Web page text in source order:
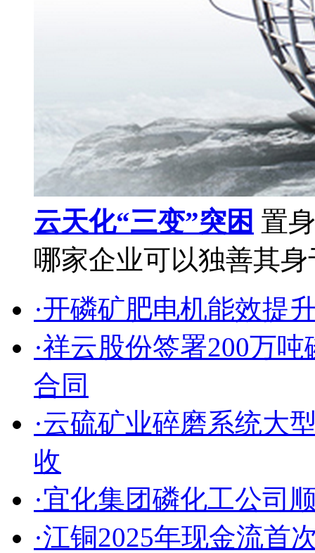
云天化“三变”突困 置
哪家企业可以独善其
·开磷矿肥电机能效提
·祥云股份签署200万
合同
·云硫矿业碎磨系统大
收
·宜化集团磷化工公司
·江铜2025年现金流首